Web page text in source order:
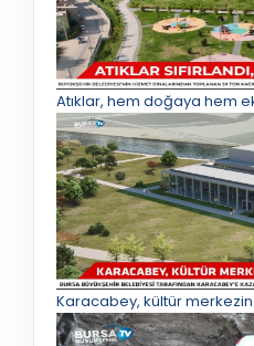
Atıklar, hem doğaya hem
Karacabey, kültür